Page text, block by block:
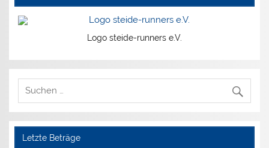
Logo steide-runners e.V.
Letzte Beträge